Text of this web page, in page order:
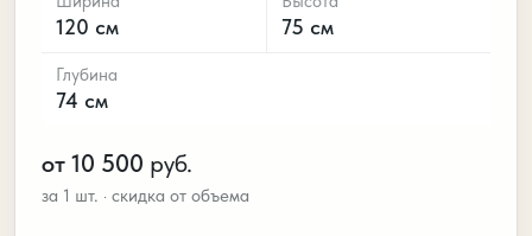
120 см 75 см
Глубина
74 см
от 10 500 руб.